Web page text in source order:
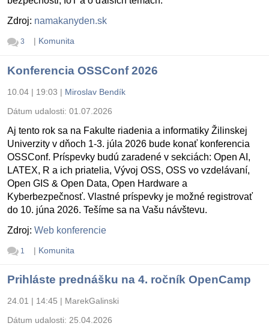
Zdroj: namakanyden.sk
3 | Komunita
Konferencia OSSConf 2026
10.04 | 19:03 | Miroslav Bendík
Dátum udalosti: 01.07.2026
Aj tento rok sa na Fakulte riadenia a informatiky Žilinskej
Univerzity v dňoch 1-3. júla 2026 bude konať konferencia
OSSConf. Príspevky budú zaradené v sekciách: Open AI,
LATEX, R a ich priatelia, Vývoj OSS, OSS vo vzdelávaní,
Open GIS & Open Data, Open Hardware a
Kyberbezpečnosť. Vlastné príspevky je možné registrovať
do 10. júna 2026. Tešíme sa na Vašu návštevu.
Zdroj: Web konferencie
1 | Komunita
Prihláste prednášku na 4. ročník OpenCamp
24.01 | 14:45 | MarekGalinski
Dátum udalosti: 25.04.2026